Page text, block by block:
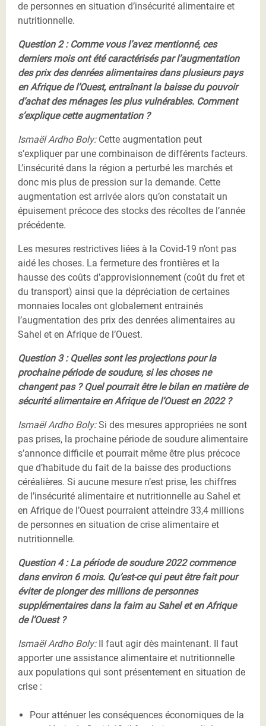
de personnes en situation d’insécurité alimentaire et
nutritionnelle.
Question 2 : Comme vous l’avez mentionné, ces
derniers mois ont été caractérisés par l’augmentation
des prix des denrées alimentaires dans plusieurs pays
en Afrique de l’Ouest, entraînant la baisse du pouvoir
d’achat des ménages les plus vulnérables. Comment
s’explique cette augmentation ?
Ismaël Ardho Boly: Cette augmentation peut
s’expliquer par une combinaison de différents facteurs.
L’insécurité dans la région a perturbé les marchés et
donc mis plus de pression sur la demande. Cette
augmentation est arrivée alors qu’on constatait un
épuisement précoce des stocks des récoltes de l’année
précédente.
Les mesures restrictives liées à la Covid-19 n’ont pas
aidé les choses. La fermeture des frontières et la
hausse des coûts d’approvisionnement (coût du fret et
du transport) ainsi que la dépréciation de certaines
monnaies locales ont globalement entrainés
l’augmentation des prix des denrées alimentaires au
Sahel et en Afrique de l’Ouest.
Question 3 : Quelles sont les projections pour la
prochaine période de soudure, si les choses ne
changent pas ? Quel pourrait être le bilan en matière de
sécurité alimentaire en Afrique de l’Ouest en 2022 ?
Ismaël Ardho Boly: Si des mesures appropriées ne sont
pas prises, la prochaine période de soudure alimentaire
s’annonce difficile et pourrait même être plus précoce
que d’habitude du fait de la baisse des productions
céréalières. Si aucune mesure n’est prise, les chiffres
de l’insécurité alimentaire et nutritionnelle au Sahel et
en Afrique de l’Ouest pourraient atteindre 33,4 millions
de personnes en situation de crise alimentaire et
nutritionnelle.
Question 4 : La période de soudure 2022 commence
dans environ 6 mois. Qu’est-ce qui peut être fait pour
éviter de plonger des millions de personnes
supplémentaires dans la faim au Sahel et en Afrique
de l’Ouest ?
Ismaël Ardho Boly:Il faut agir dès maintenant. Il faut
apporter une assistance alimentaire et nutritionnelle
aux populations qui sont présentement en situation de
crise :
Pour atténuer les conséquences économiques de la